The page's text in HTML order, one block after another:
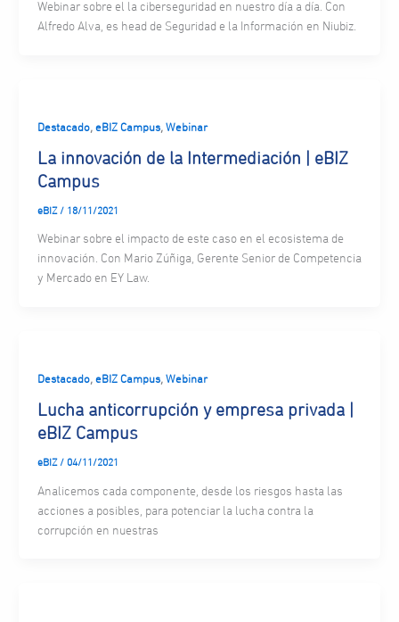
Webinar sobre el la ciberseguridad en nuestro día a día. Con
Alfredo Alva, es head de Seguridad e la Información en Niubiz.
Destacado, eBIZ Campus, Webinar
La innovación de la Intermediación | eBIZ
Campus
eBIZ / 18/11/2021
Webinar sobre el impacto de este caso en el ecosistema de
innovación. Con Mario Zúñiga, Gerente Senior de Competencia
y Mercado en EY Law.
Destacado, eBIZ Campus, Webinar
Lucha anticorrupción y empresa privada |
eBIZ Campus
eBIZ / 04/11/2021
Analicemos cada componente, desde los riesgos hasta las
acciones a posibles, para potenciar la lucha contra la
corrupción en nuestras